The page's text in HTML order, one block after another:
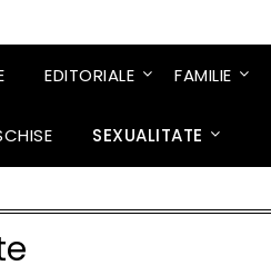
EDITORIALE FAMILIE
SEXUALITATE